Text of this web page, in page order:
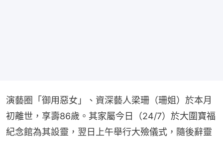
演藝圈「御用惡女」、資深藝人梁珊（珊姐）於本月
初離世，享壽86歲。其家屬今日（24/7）於大圍寶福
紀念館為其設靈，翌日上午舉行大殮儀式，隨後辭靈